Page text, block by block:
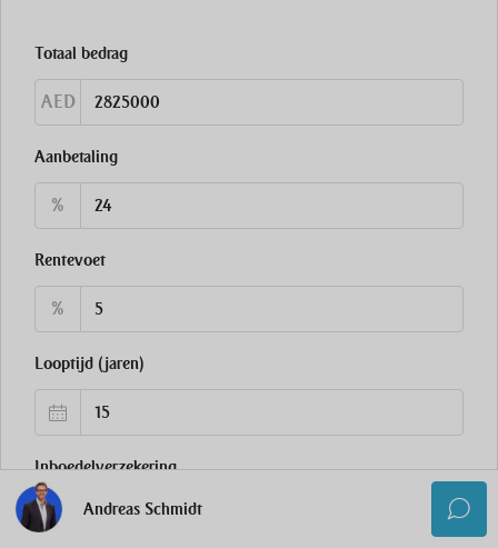
Totaal bedrag
AED
Aanbetaling
%
Rentevoet
%
Looptijd (jaren)
Inboedelverzekering
AED Andreas Schmidt